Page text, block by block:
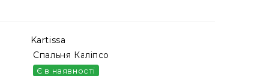
Kartissa
Спальня Каліпсо
Є в наявності